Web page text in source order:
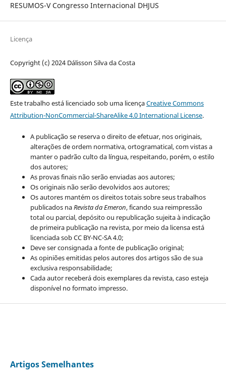
RESUMOS-V Congresso Internacional DHJUS
Licença
Copyright (c) 2024 Dálisson Silva da Costa
Este trabalho está licenciado sob uma licençaCreative Commons
Attribution-NonCommercial-ShareAlike 4.0 International License.
A publicação se reserva o direito de efetuar, nos originais,
alterações de ordem normativa, ortogramatical, com vistas a
manter o padrão culto da língua, respeitando, porém, o estilo
dos autores;
As provas finais não serão enviadas aos autores;
Os originais não serão devolvidos aos autores;
Os autores mantém os direitos totais sobre seus trabalhos
publicados naRevista da Emeron, ficando sua reimpressão
total ou parcial, depósito ou republicação sujeita à indicação
de primeira publicação na revista, por meio da licensa está
licenciada sob CC BY-NC-SA 4.0;
Deve ser consignada a fonte de publicação original;
As opiniões emitidas pelos autores dos artigos são de sua
exclusiva responsabilidade;
Cada autor receberá dois exemplares da revista, caso esteja
disponível no formato impresso.
Artigos Semelhantes